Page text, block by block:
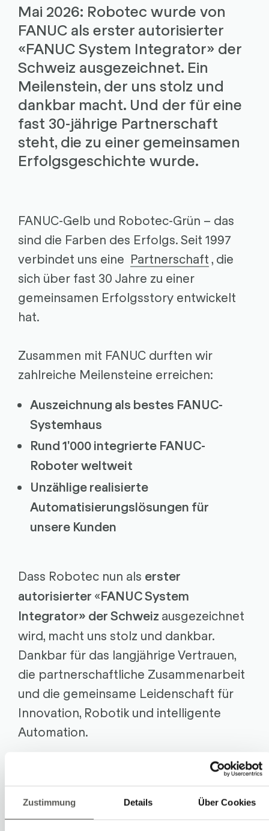
Zustimmung Details Über Cookies
Mai 2026: Robotec wurde von
FANUC als erster autorisierter
«FANUC System Integrator» der
Schweiz ausgezeichnet. Ein
Meilenstein, der uns stolz und
dankbar macht. Und der für eine
fast 30-jährige Partnerschaft
steht, die zu einer gemeinsamen
Erfolgsgeschichte wurde.
FANUC-Gelb und Robotec-Grün – das
sind die Farben des Erfolgs. Seit 1997
verbindet uns eine Partnerschaft, die
sich über fast 30 Jahre zu einer
gemeinsamen Erfolgsstory entwickelt
hat.
Zusammen mit FANUC durften wir
zahlreiche Meilensteine erreichen:
Auszeichnung als bestes FANUC-
Systemhaus
Rund 1'000 integrierte FANUC-
Roboter weltweit
Unzählige realisierte
Automatisierungslösungen für
unsere Kunden
Dass Robotec nun als erster
autorisierter «FANUC System
Integrator» der Schweiz ausgezeichnet
wird, macht uns stolz und dankbar.
Dankbar für das langjährige Vertrauen,
die partnerschaftliche Zusammenarbeit
und die gemeinsame Leidenschaft für
Innovation, Robotik und intelligente
Automation.
Ein grosses Dankeschön deshalb an die
Teams vonFANUC Switzerlandund
FANUC Europe
sowie an alle unsere